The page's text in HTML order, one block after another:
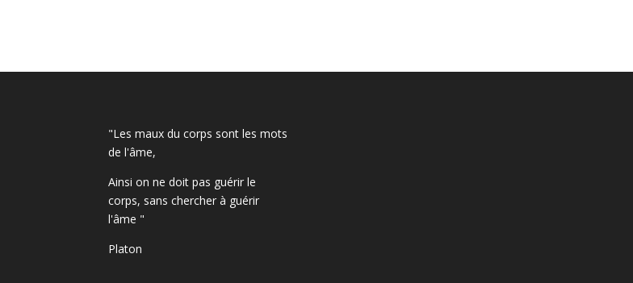
"Les maux du corps sont les mots
de l'âme,
Ainsi on ne doit pas guérir le
corps, sans chercher à guérir
l'âme "
Platon